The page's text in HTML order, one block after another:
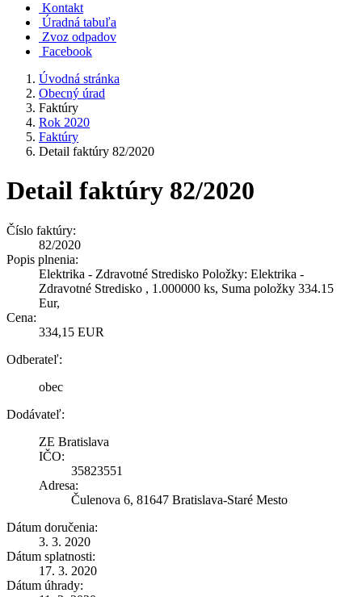
Kontakt
Úradná tabuľa
Zvoz odpadov
Facebook
Úvodná stránka
Obecný úrad
Faktúry
Rok 2020
Faktúry
Detail faktúry 82/2020
Detail faktúry 82/2020
Číslo faktúry:
82/2020
Popis plnenia:
Elektrika - Zdravotné Stredisko Položky: Elektrika -
Zdravotné Stredisko , 1.000000 ks, Suma položky 334.15
Eur,
Cena:
334,15 EUR
Odberateľ:
obec
Dodávateľ:
ZE Bratislava
IČO:
35823551
Adresa:
Čulenova 6, 81647 Bratislava-Staré Mesto
Dátum doručenia:
3. 3. 2020
Dátum splatnosti:
17. 3. 2020
Dátum úhrady: